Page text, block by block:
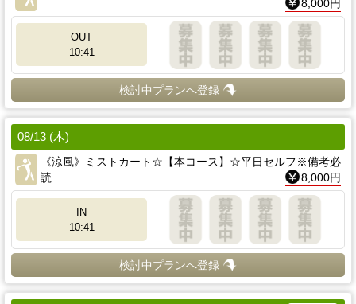
8,000円
OUT
10:41
検討中プランへ登録
08/13 (木)
《涼風》ミストカート☆【本コース】☆平日セルフ※備考必
読
8,000円
IN
10:41
検討中プランへ登録